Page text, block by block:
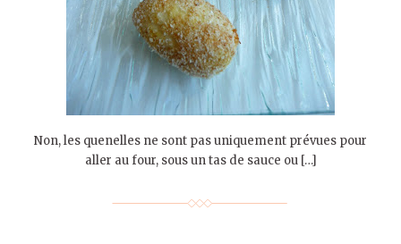
Non, les quenelles ne sont pas uniquement prévues pour
aller au four, sous un tas de sauce ou […]